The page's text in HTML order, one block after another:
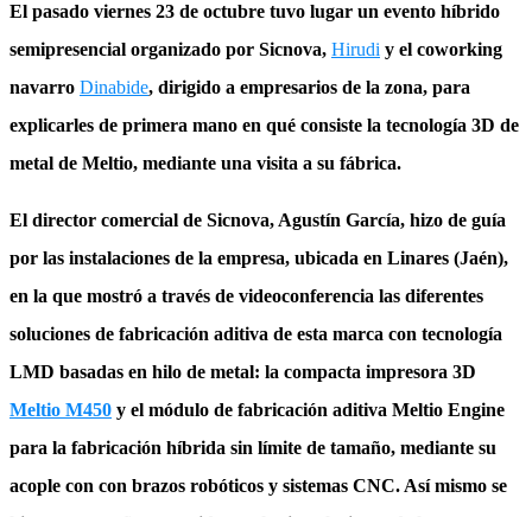
El pasado viernes 23 de octubre tuvo lugar un evento híbrido
semipresencial organizado por Sicnova, Hirudi y el coworking
navarro Dinabide, dirigido a empresarios de la zona, para
explicarles de primera mano en qué consiste la tecnología 3D de
metal de Meltio, mediante una visita a su fábrica.
El director comercial de Sicnova, Agustín García, hizo de guía
por las instalaciones de la empresa, ubicada en Linares (Jaén),
en la que mostró a través de videoconferencia las diferentes
soluciones de fabricación aditiva de esta marca con tecnología
LMD basadas en hilo de metal: la compacta impresora 3D
Meltio M450 y el módulo de fabricación aditiva Meltio Engine
para la fabricación híbrida sin límite de tamaño, mediante su
acople con con brazos robóticos y sistemas CNC. Así mismo se